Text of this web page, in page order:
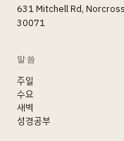
631 Mitchell Rd,
30071
말씀
주일
수요
새벽
성경공부